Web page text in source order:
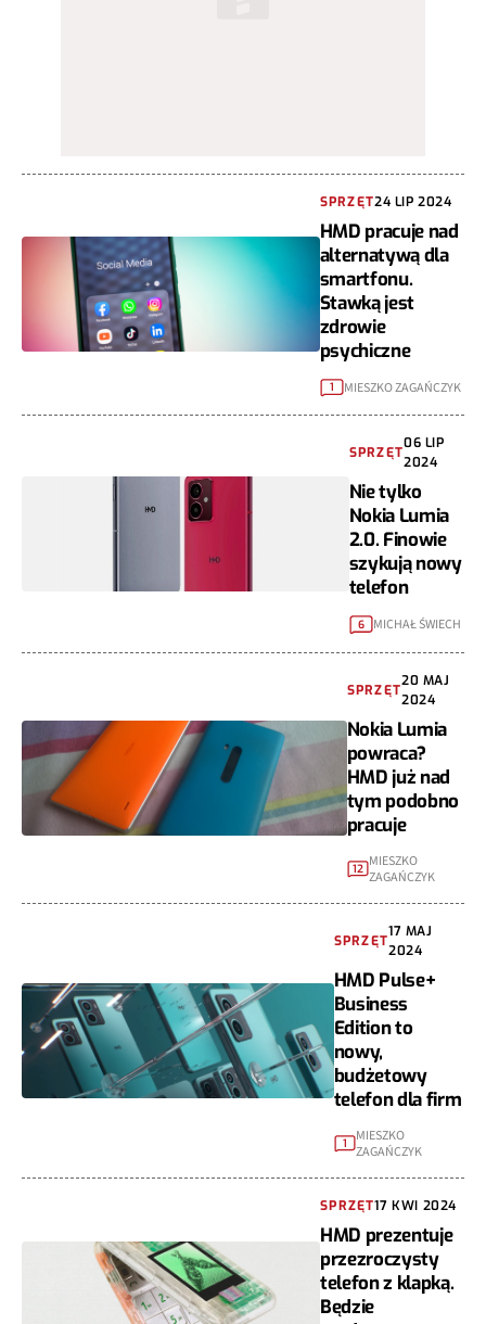
SPRZĘT24 LIP 2024
HMD pracuje nad
alternatywą dla
smartfonu.
Stawką jest
zdrowie
psychiczne
1 MIESZKO ZAGAŃCZYK
SPRZĘT
06 LIP
2024
Nie tylko
Nokia Lumia
2.0. Finowie
szykują nowy
telefon
6 MICHAŁ ŚWIECH
SPRZĘT
20 MAJ
2024
Nokia Lumia
powraca?
HMD już nad
tym podobno
pracuje
12 MIESZKO
ZAGAŃCZYK
SPRZĘT
17 MAJ
2024
HMD Pulse+
Business
Edition to
nowy,
budżetowy
telefon dla firm
1
MIESZKO
ZAGAŃCZYK
SPRZĘT17 KWI 2024
HMD prezentuje
przezroczysty
telefon z klapką.
Będzie